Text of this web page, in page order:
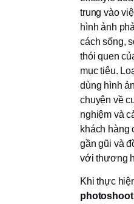
trung vào
hình ảnh
cách sống,
thói quen
mục tiêu.
dùng hình
chuyện về
nghiệm và
khách hàng
gần gũi và
với thương
Khi thực